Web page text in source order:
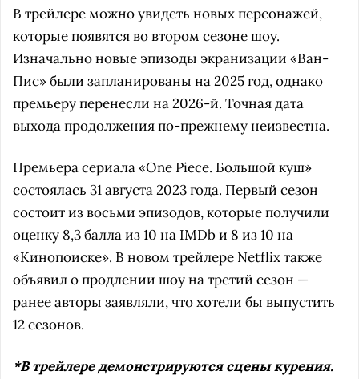
В трейлере можно увидеть новых персонажей,
которые появятся во втором сезоне шоу.
Изначально новые эпизоды экранизации «Ван-
Пис» были запланированы на 2025 год, однако
премьеру перенесли на 2026-й. Точная дата
выхода продолжения по-прежнему неизвестна.
Премьера сериала «One Piece. Большой куш»
состоялась 31 августа 2023 года. Первый сезон
состоит из восьми эпизодов, которые получили
оценку 8,3 балла из 10 на IMDb и 8 из 10 на
«Кинопоиске». В новом трейлере Netflix также
объявил о продлении шоу на третий сезон —
ранее авторы заявляли, что хотели бы выпустить
12 сезонов.
*В трейлере демонстрируются сцены курения.